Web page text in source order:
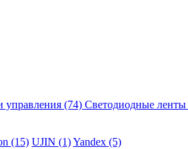
управления (74) Светодиодные ленты
(15) UJIN (1)Yandex (5)